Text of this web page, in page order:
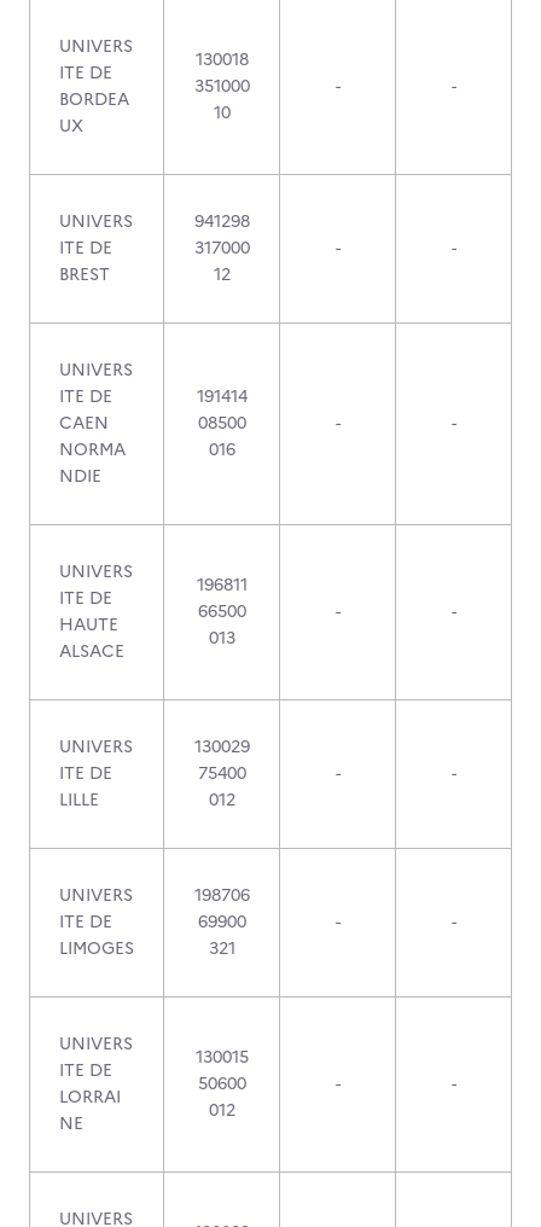
UNIVERS
ITE DE
BORDEA
UX
130018
351000
10
- -
UNIVERS
ITE DE
BREST
941298
317000
12
- -
UNIVERS
ITE DE
CAEN
NORMA
NDIE
191414
08500
016
- -
UNIVERS
ITE DE
HAUTE
ALSACE
196811
66500
013
- -
UNIVERS
ITE DE
LILLE
130029
75400
012
- -
UNIVERS
ITE DE
LIMOGES
198706
69900
321
- -
UNIVERS
ITE DE
LORRAI
NE
130015
50600
012
- -
UNIVERS